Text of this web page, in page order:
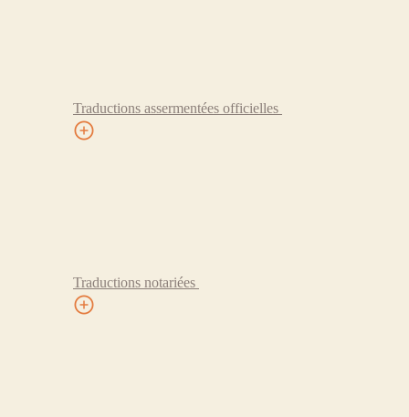
Traductions assermentées officielles
Traductions notariées